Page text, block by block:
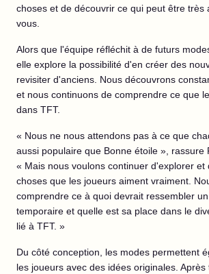
choses et de découvrir ce qui peut être très
vous.
Alors que l'équipe réfléchit à de futurs
elle explore la possibilité d'en créer des
revisiter d'anciens. Nous découvrons
et nous continuons de comprendre ce que
dans TFT.
« Nous ne nous attendons pas à ce que
aussi populaire que Bonne étoile », rassure
« Mais nous voulons continuer d'explorer et
choses que les joueurs aiment vraiment.
comprendre ce à quoi devrait ressembler
temporaire et quelle est sa place dans le
lié à TFT. »
Du côté conception, les modes permettent
les joueurs avec des idées originales.